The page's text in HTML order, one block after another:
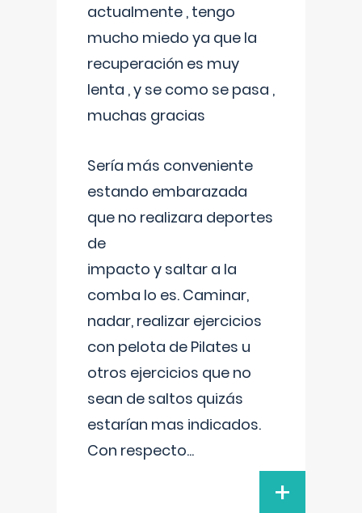
actualmente , tengo
mucho miedo ya que la
recuperación es muy
lenta , y se como se pasa ,
muchas gracias
Sería más conveniente
estando embarazada
que no realizara deportes
de
impacto y saltar a la
comba lo es. Caminar,
nadar, realizar ejercicios
con pelota de Pilates u
otros ejercicios que no
sean de saltos quizás
estarían mas indicados.
Con respecto...
+